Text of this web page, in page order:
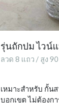
รุ่นถักปม ไวน์
ลวด 8 แถว / สูง
เหมาะสำหรับ กั้น
บอกเขต ไม่ต้องก